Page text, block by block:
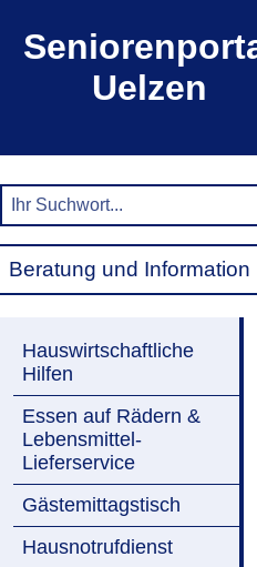
Uelzen
Beratung und Information
Hauswirtschaftliche
Hilfen
Essen auf Rädern &
Lebensmittel-
Lieferservice
Gästemittagstisch
Hausnotrufdienst